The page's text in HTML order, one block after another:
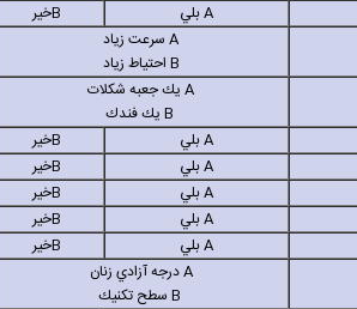
Aبلي Bخير
A سرعت زياد
B احتياط زياد
A يك جعبه شكلات
B يك فندك
Aبلي Bخير
Aبلي Bخير
Aبلي Bخير
Aبلي Bخير
Aبلي Bخير
Aدرجه آزادي زنان
B سطح تكنيك